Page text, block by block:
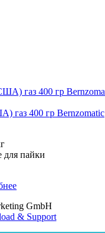
газ 400 гр Bernzomatic
для пайки
GmbH
& Support